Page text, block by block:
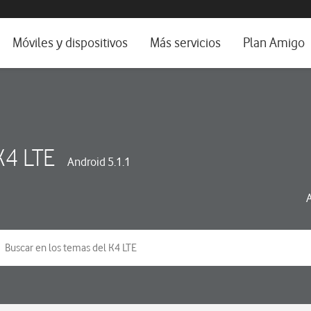
e idioma
Móviles y dispositivos Más servicios Plan Amigo
LTE Android 5.1.1